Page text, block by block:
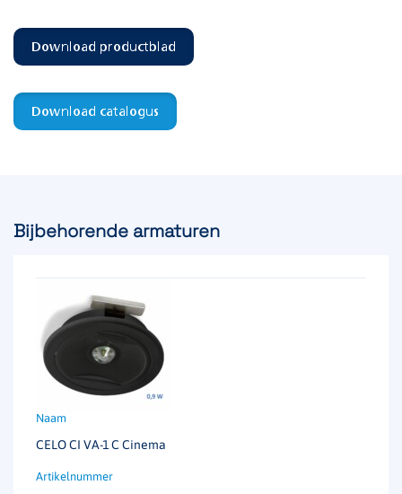
Artikelnummer 391591
EAN-code 8715774012198
Download productblad
Download catalogus
Bijbehorende armaturen
CELO CI VA-1 C Cinema